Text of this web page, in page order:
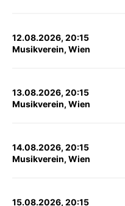
12.08.2026, 20:15
Musikverein, Wien
13.08.2026, 20:15
Musikverein, Wien
14.08.2026, 20:15
Musikverein, Wien
15.08.2026, 20:15